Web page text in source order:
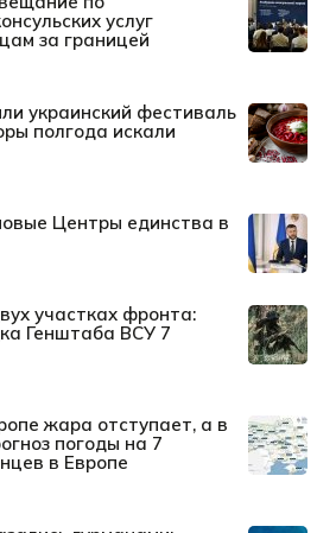
услуг
за границей
украинский фестиваль
полгода искали
Центры единства в
участках фронта:
Генштаба ВСУ 7
жара отступает, а в
погоды на 7
в Европе